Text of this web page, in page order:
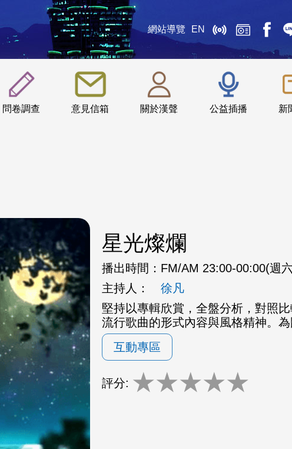
網站導覽 EN
問卷調查 意見信箱 關於漢聲 公益插播 新
:::
星光燦爛
播出時間： FM/AM 23:00-00:00(週
主持人：
徐凡
堅持以專輯欣賞，全盤分析，對照
流行歌曲的形式內容與風格精神。為
互動專區
評分: ★★★★★